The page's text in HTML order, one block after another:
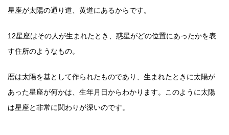
星座が太陽の通り道、黄道にあるからです。
12星座はその人が生まれたとき、惑星がどの位置にあったかを表
す住所のようなもの。
暦は太陽を基として作られたものであり、生まれたときに太陽が
あった星座が何かは、生年月日からわかります。このように太陽
は星座と非常に関わりが深いのです。